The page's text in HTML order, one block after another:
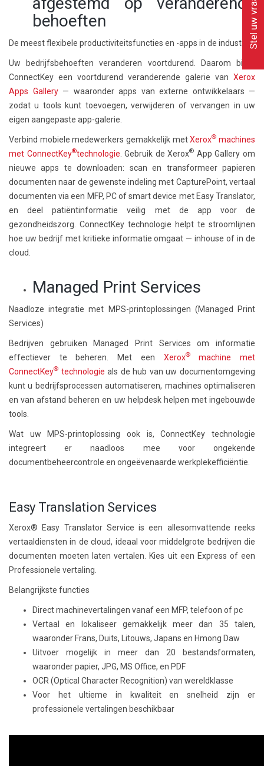
behoeften
De meest flexibele productiviteitsfuncties en -apps in de industrie
Uw bedrijfsbehoeften veranderen voortdurend. Daarom biedt
ConnectKey een voortdurend veranderende galerie van Xerox
Apps Gallery— waaronder apps van externe ontwikkelaars —
zodat u tools kunt toevoegen, verwijderen of vervangen in uw
eigen aangepaste app-galerie.
Verbind mobiele medewerkers gemakkelijk metXerox® machines
met ConnectKey®technologie . Gebruik de Xerox® App Gallery om
nieuwe apps te downloaden: scan en transformeer papieren
documenten naar de gewenste indeling met CapturePoint, vertaal
documenten via een MFP, PC of smart device met Easy Translator,
en deel patiëntinformatie veilig met de app voor de
gezondheidszorg. ConnectKey technologie helpt te stroomlijnen
hoe uw bedrijf met kritieke informatie omgaat — inhouse of in de
cloud.
Managed Print Services
Naadloze integratie met MPS-printoplossingen (Managed Print
Services)
Bedrijven gebruiken Managed Print Services om informatie
effectiever te beheren. Met een Xerox®machine met
ConnectKey® technologie als de hub van uw documentomgeving
kunt u bedrijfsprocessen automatiseren, machines optimaliseren
en van afstand beheren en uw helpdesk helpen met ingebouwde
tools.
Wat uw MPS-printoplossing ook is, ConnectKey technologie
integreert er naadloos mee voor ongekende
documentbeheercontrole en ongeëvenaarde werkplekefficiëntie.
Easy Translation Services
Xerox® Easy Translator Service is een allesomvattende reeks
vertaaldiensten in de cloud, ideaal voor middelgrote bedrijven die
documenten moeten laten vertalen. Kies uit een Express of een
Professionele vertaling.
Belangrijkste functies
Direct machinevertalingen vanaf een MFP, telefoon of pc
Vertaal en lokaliseer gemakkelijk meer dan 35 talen,
waaronder Frans, Duits, Litouws, Japans en Hmong Daw
Uitvoer mogelijk in meer dan 20 bestandsformaten,
waaronder papier, JPG, MS Office, en PDF
OCR (Optical Character Recognition) van wereldklasse
Voor het ultieme in kwaliteit en snelheid zijn er
professionele vertalingen beschikbaar
Stel uw vraag